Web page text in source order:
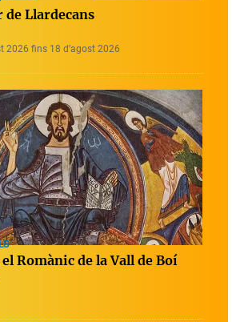
de Llardecans
2026 fins 18 d’agost 2026
Romànic de la Vall de Boí